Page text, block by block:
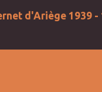
d'Ariège 1939 -